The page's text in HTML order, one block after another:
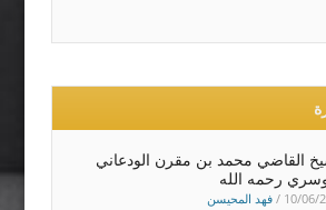
القاضي محمد بن مقرن الودعاني
رحمه الله
10/06/
/ فهد المحيسن